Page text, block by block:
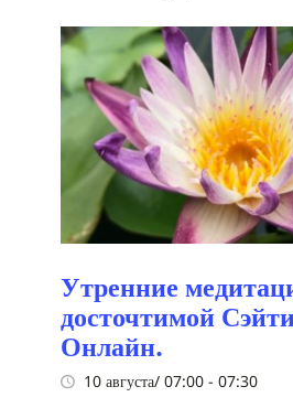
Утренние
досточтимой
Онлайн.
10 августа/ 07:00 - 07:30